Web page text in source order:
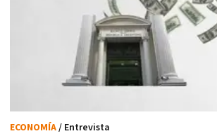
ECONOMÍA/ Entrevista